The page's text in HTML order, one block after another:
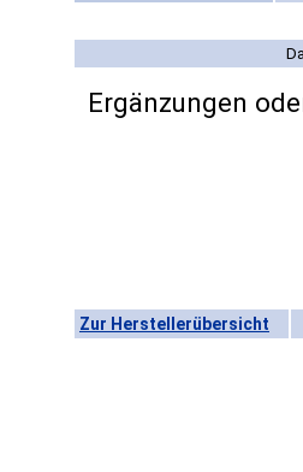
Ergänzungen
Zur Herstellerübersicht